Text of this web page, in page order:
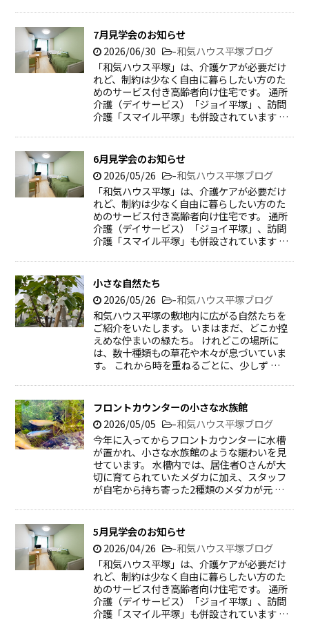
7月見学会のお知らせ
2026/06/30
-和気ハウス平塚ブログ
「和気ハウス平塚」は、介護ケアが必要だけ
れど、制約は少なく自由に暮らしたい方のた
めのサービス付き高齢者向け住宅です。 通所
介護（デイサービス）「ジョイ平塚」、訪問
介護「スマイル平塚」も併設されています …
6月見学会のお知らせ
2026/05/26
-和気ハウス平塚ブログ
「和気ハウス平塚」は、介護ケアが必要だけ
れど、制約は少なく自由に暮らしたい方のた
めのサービス付き高齢者向け住宅です。 通所
介護（デイサービス）「ジョイ平塚」、訪問
介護「スマイル平塚」も併設されています …
小さな自然たち
2026/05/26
-和気ハウス平塚ブログ
和気ハウス平塚の敷地内に広がる自然たちを
ご紹介をいたします。 いまはまだ、どこか控
えめな佇まいの緑たち。 けれどこの場所に
は、数十種類もの草花や木々が息づいていま
す。 これから時を重ねるごとに、少しず …
フロントカウンターの小さな水族館
2026/05/05
-和気ハウス平塚ブログ
今年に入ってからフロントカウンターに水槽
が置かれ、小さな水族館のような賑わいを見
せています。 水槽内では、居住者Oさんが大
切に育てられていたメダカに加え、スタッフ
が自宅から持ち寄った2種類のメダカが元 …
5月見学会のお知らせ
2026/04/26
-和気ハウス平塚ブログ
「和気ハウス平塚」は、介護ケアが必要だけ
れど、制約は少なく自由に暮らしたい方のた
めのサービス付き高齢者向け住宅です。 通所
介護（デイサービス）「ジョイ平塚」、訪問
介護「スマイル平塚」も併設されています …